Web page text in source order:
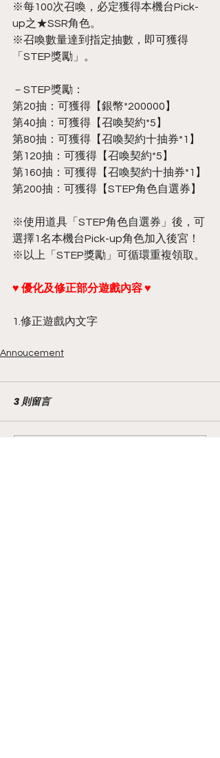
※每100次召喚，必定獲得本機台Pick-
up之★SSR角色。
※召喚數量達到指定抽數，即可獲得
「STEP獎勵」。
－STEP獎勵：
第20抽：可獲得【銀幣*200000】
第40抽：可獲得【召喚契約*5】
第80抽：可獲得【召喚契約十抽券*1】
第120抽：可獲得【召喚契約*5】
第160抽：可獲得【召喚契約十抽券*1】
第200抽：可獲得【STEP角色自選券】
※使用道具「STEP角色自選券」後，可
選擇1名本機台Pick-up角色加入後宮！
※以上「STEP獎勵」可循環重複領取。
♥ 優化及修正部分遊戲內容 ♥
1.修正遊戲內文字
Annoucement
3 則留言